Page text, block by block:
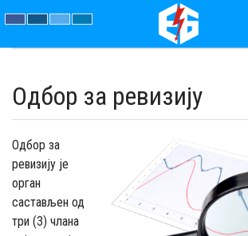
ПРЕДУЗЕЋЕ
ПАРАМЕТРИ
АКТУЕЛНОСТИ
ЈАВНЕ
Одбор за ревизију
Одбор за
ревизију је
орган
састављен од
три (3) члана